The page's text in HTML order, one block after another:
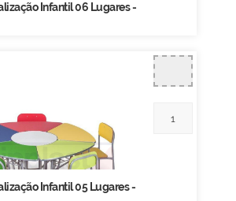
Infantil 06 Lugares -
Infantil 05 Lugares -